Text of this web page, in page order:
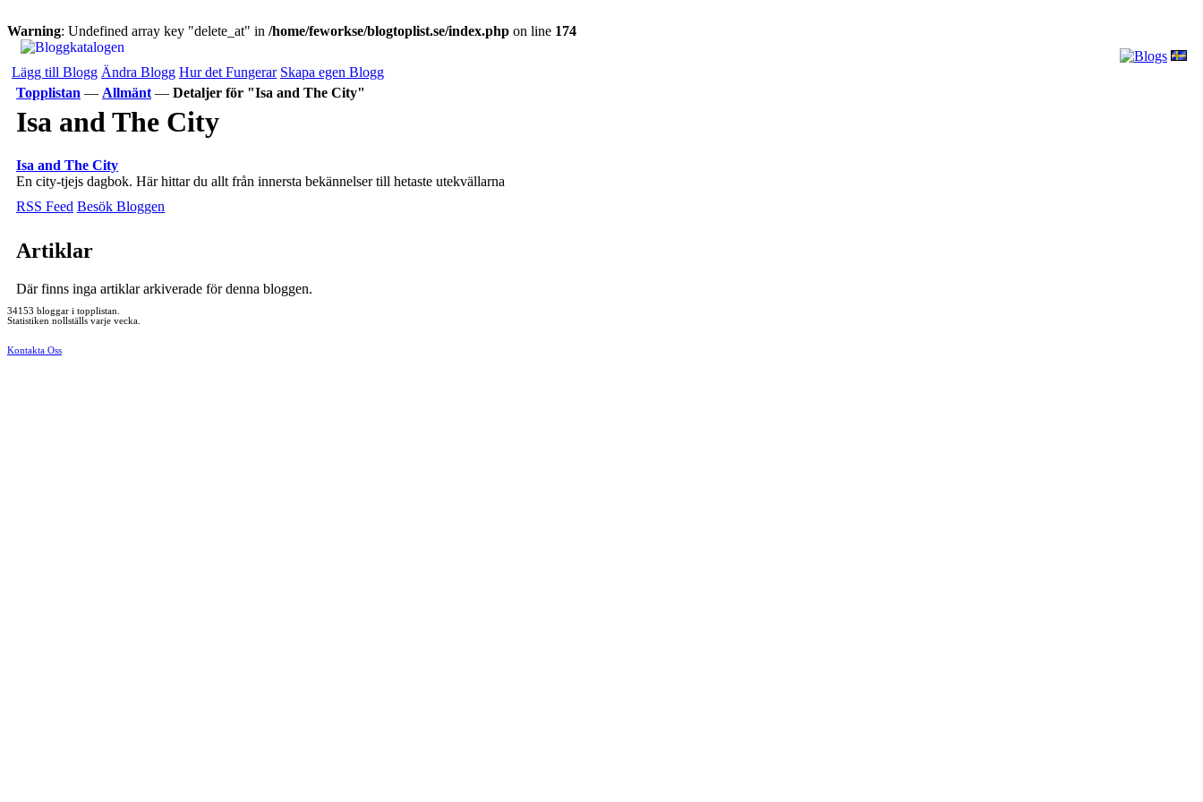
Warning: Undefined array key "delete_at" in /home/feworkse/blogtoplist.se/index.php on line 174
Lägg till Blogg Ändra Blogg Hur det Fungerar Skapa egen Blogg
Topplistan — Allmänt — Detaljer för "Isa and The City"
Isa and The City
Isa and The City
En city-tjejs dagbok. Här hittar du allt från innersta bekännelser till hetaste utekvällarna
RSS Feed Besök Bloggen
Artiklar
Där finns inga artiklar arkiverade för denna bloggen.
34153 bloggar i topplistan.
Statistiken nollställs varje vecka.
Kontakta Oss